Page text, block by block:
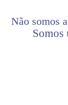
Não somos
Somos